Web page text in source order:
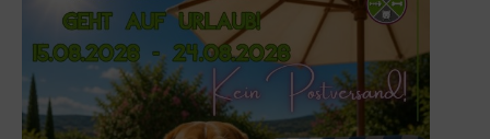
Ernährungsberatung!
Startseite
Über Mich!